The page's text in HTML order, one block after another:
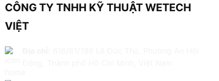
CÔNG TY TNHH KỸ THUẬT WETECH
VIỆT